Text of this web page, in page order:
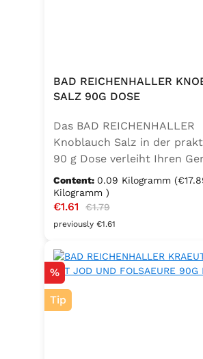
BAD REICHENHALLER
SALZ 90G DOSE
Das BAD REICHENHALLER
Knoblauch Salz in der
90 g Dose verleiht Ihren
einen vollmundigen,
Knoblauchgeschmack.
ohne
% vegan und glutenfrei –
zum Würzen von Pasta,
Fisch, Gemüse und
Speisen. Zutaten:Siedesalz,
Knoblauch, 5 % Kräuter und
Content: 0.09 Kilogramm
Kilogramm )
Sale price:
€1.61 Regular price:
€1.79
previously €1.61
Discount
%
Tip